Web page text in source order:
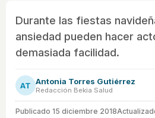
Durante las fiestas
ansiedad pueden hacer
demasiada facilidad.
AT Antonia Torres Gutiérrez
Redacción Bekia Salud
Publicado 15 diciembre 2018